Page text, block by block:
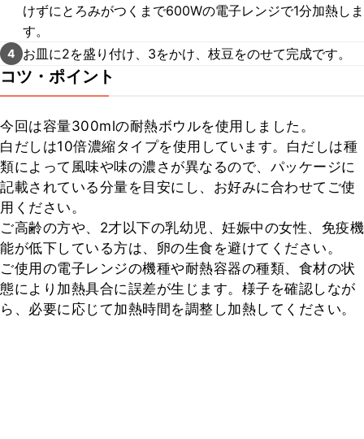
けずにとろみがつくまで600Wの電子レンジで1分加熱しま
す。
4 お皿に2を盛り付け、3をかけ、枝豆をのせて完成です。
コツ・ポイント
今回は容量300mlの耐熱ボウルを使用しました。
白だしは10倍濃縮タイプを使用しています。白だしは種
類によって風味や味の濃さが異なるので、パッケージに
記載されている分量を目安にし、お好みに合わせてご使
用ください。
ご高齢の方や、2才以下の乳幼児、妊娠中の女性、免疫機
能が低下している方は、卵の生食を避けてください。
ご使用の電子レンジの機種や耐熱容器の種類、食材の状
態により加熱具合に誤差が生じます。様子を確認しなが
ら、必要に応じて加熱時間を調整し加熱してください。